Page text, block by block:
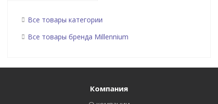
Все товары категории
Все товары бренда Millennium
Компания